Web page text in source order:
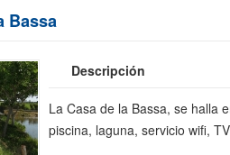
Bassa
Descripción
La Casa de la Bassa, se halla
piscina, laguna, servicio wifi, TV